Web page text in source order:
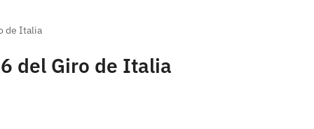
de Italia
del Giro de Italia